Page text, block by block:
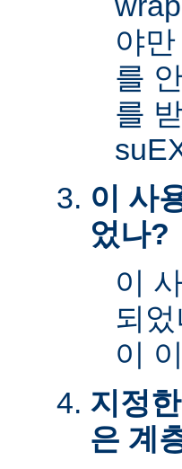
야
를
를
이 사
었나?
이
되
이
지정
은 계